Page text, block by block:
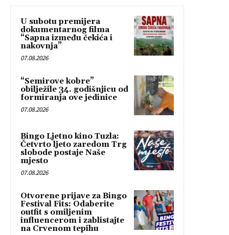
U subotu premijera
dokumentarnog filma
“Sapna između čekića i
nakovnja”
07.08.2026
“Semirove kobre”
obilježile 34. godišnjicu od
formiranja ove jedinice
07.08.2026
Bingo Ljetno kino Tuzla:
Četvrto ljeto zaredom Trg
slobode postaje Naše
mjesto
07.08.2026
Otvorene prijave za Bingo
Festival Fits: Odaberite
outfit s omiljenim
influencerom i zablistajte
na Crvenom tepihu